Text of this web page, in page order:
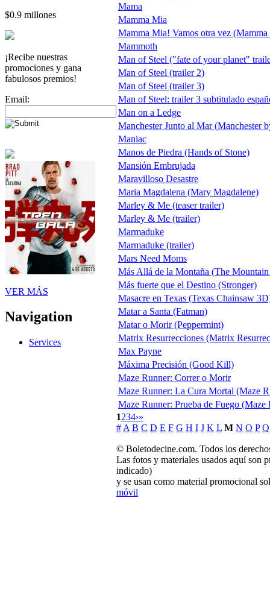
$0.9 millones
¡Recibe nuestras
promociones y gana
fabulosos premios!
Email:
VER MÁS
Navigation
Services
Mama
Mamma Mia
Mamma Mia! Vamos otra vez
Mammoth
Man of Steel ("fate of your planet"
Man of Steel (trailer 2)
Man of Steel (trailer 3)
Man of Steel: trailer 3 subtitulado
Man on a Ledge
Manchester Junto al Mar (Manchester
Maniac
Manos de Piedra (Hands of Stone)
Mansión Embrujada
Maravilloso Desastre
Maria Magdalena (Mary Magdalene)
Marley & Me (teaser trailer)
Marley & Me (trailer)
Marmaduke
Marmaduke (trailer)
Mars Need Moms
Más Allá de la Montaña (The
Más fuerte que el Destino (Stronger)
Masacre en Texas (Texas Chainsaw
Matar a Santa (Fatman)
Matar o Morir (Peppermint)
Matrix Resurrecciones (Matrix
Max Payne
Máxima Precisión (Good Kill)
Maze Runner: Correr o Morir
Maze Runner: La Cura Mortal (Maze
Maze Runner: Prueba de Fuego
1234›»
#A B C D E F G H I J K L M N O P Q
© Boletodecine.com. Todos los
Las fotos y materiales usados aquí son
indicado)
y se usan como material promocional
móvil